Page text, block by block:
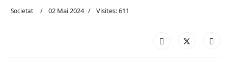
Societat 02 Mai 2024 Visites: 611